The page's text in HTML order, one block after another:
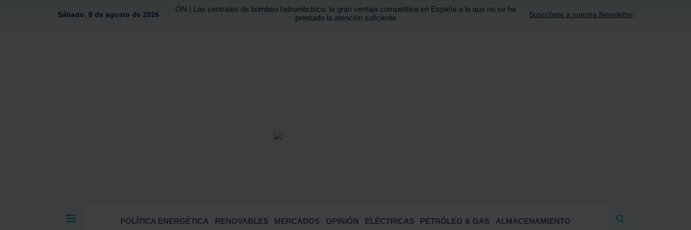
Sábado, 8 de agosto de 2026
ÓN | Las centrales de bombeo hidroeléctrico, la gran ventaja competitiva en España a la que no se ha
prestado la atención suficiente
Suscríbete a nuestra Newsletter
POLÍTICA ENERGÉTICA RENOVABLES MERCADOS OPINIÓN ELÉCTRICAS PETRÓLEO & GAS ALMACENAMIENTO
BUSCAR